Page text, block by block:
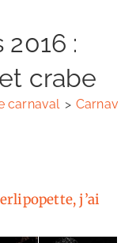
2016 :
crabe
carnaval > Carnaval
j’ai